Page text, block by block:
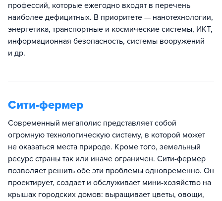
профессий, которые ежегодно входят в перечень
наиболее дефицитных. В приоритете — нанотехнологии,
энергетика, транспортные и космические системы, ИКТ,
информационная безопасность, системы вооружений
и др.
Сити-фермер
Современный мегаполис представляет собой
огромную технологическую систему, в которой может
не оказаться места природе. Кроме того, земельный
ресурс страны так или иначе ограничен. Сити-фермер
позволяет решить обе эти проблемы одновременно. Он
проектирует, создает и обслуживает мини-хозяйство на
крышах городских домов: выращивает цветы, овощи,